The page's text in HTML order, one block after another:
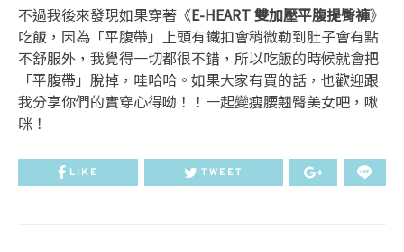
不過我後來發現如果穿著《E-HEART 雙加壓平腹提臀褲》
吃飯，因為「平腹帶」上頭有鐵扣會稍微勒到肚子會有點
不舒服外，我覺得一切都很不錯，所以吃飯的時候就會把
「平腹帶」脫掉，哇哈哈。如果大家有買的話，也歡迎跟
我分享你們的實穿心得呦！！一起變瘦腰翹臀美女吧，啾
咪！
LIKE TWEET